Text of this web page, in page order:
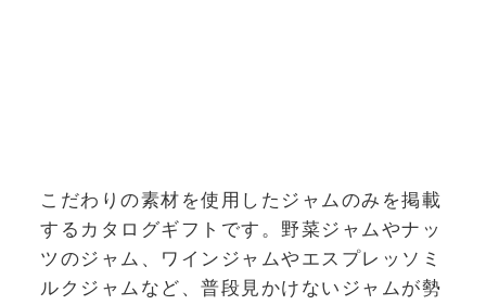
こだわりの素材を使用したジャムのみを掲載
するカタログギフトです。野菜ジャムやナッ
ツのジャム、ワインジャムやエスプレッソミ
ルクジャムなど、普段見かけないジャムが勢